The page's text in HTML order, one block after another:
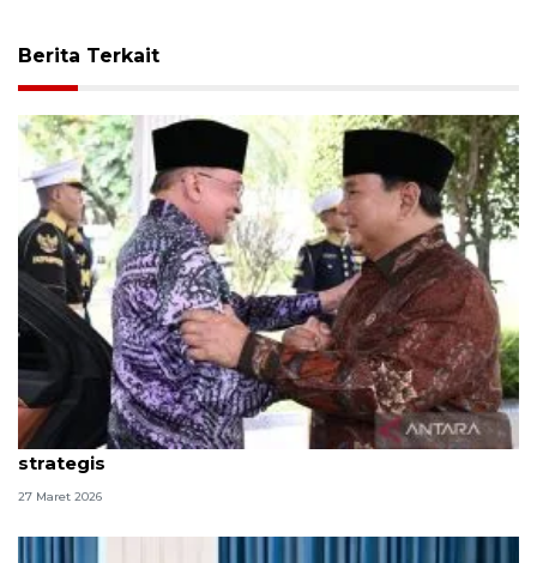
Berita Terkait
Anwar: Malaysia-RI sepakat perkuat kerja sama
strategis
27 Maret 2026